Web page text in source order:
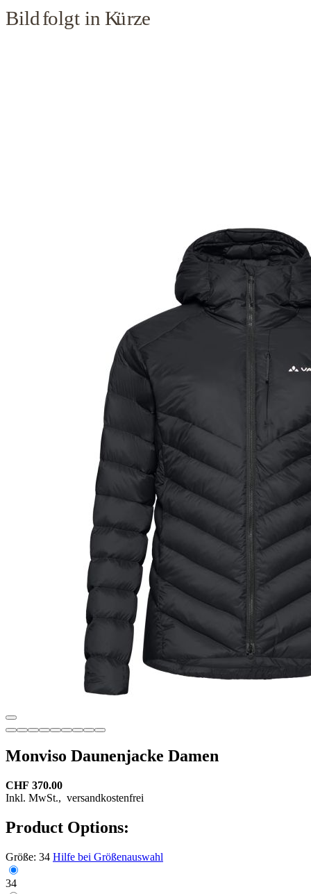
Monviso Daunenjacke Damen
CHF 370.00
Inkl. MwSt., versandkostenfrei
Product Options:
Größe: 34 Hilfe bei Größenauswahl
34